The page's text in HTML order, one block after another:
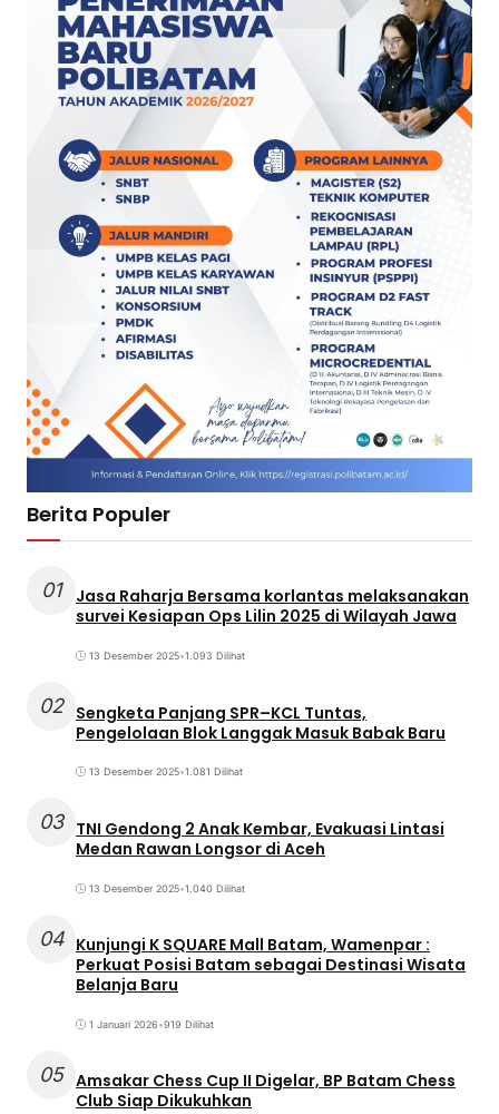
Berita Populer
01
Jasa Raharja Bersama korlantas melaksanakan
survei Kesiapan Ops Lilin 2025 di Wilayah Jawa
13 Desember 2025•1.093 Dilihat
02 Sengketa Panjang SPR–KCL Tuntas,
Pengelolaan Blok Langgak Masuk Babak Baru
13 Desember 2025•1.081 Dilihat
03 TNI Gendong 2 Anak Kembar, Evakuasi Lintasi
Medan Rawan Longsor di Aceh
13 Desember 2025•1.040 Dilihat
04 Kunjungi K SQUARE Mall Batam, Wamenpar :
Perkuat Posisi Batam sebagai Destinasi Wisata
Belanja Baru
1 Januari 2026•919 Dilihat
05 Amsakar Chess Cup II Digelar, BP Batam Chess
Club Siap Dikukuhkan